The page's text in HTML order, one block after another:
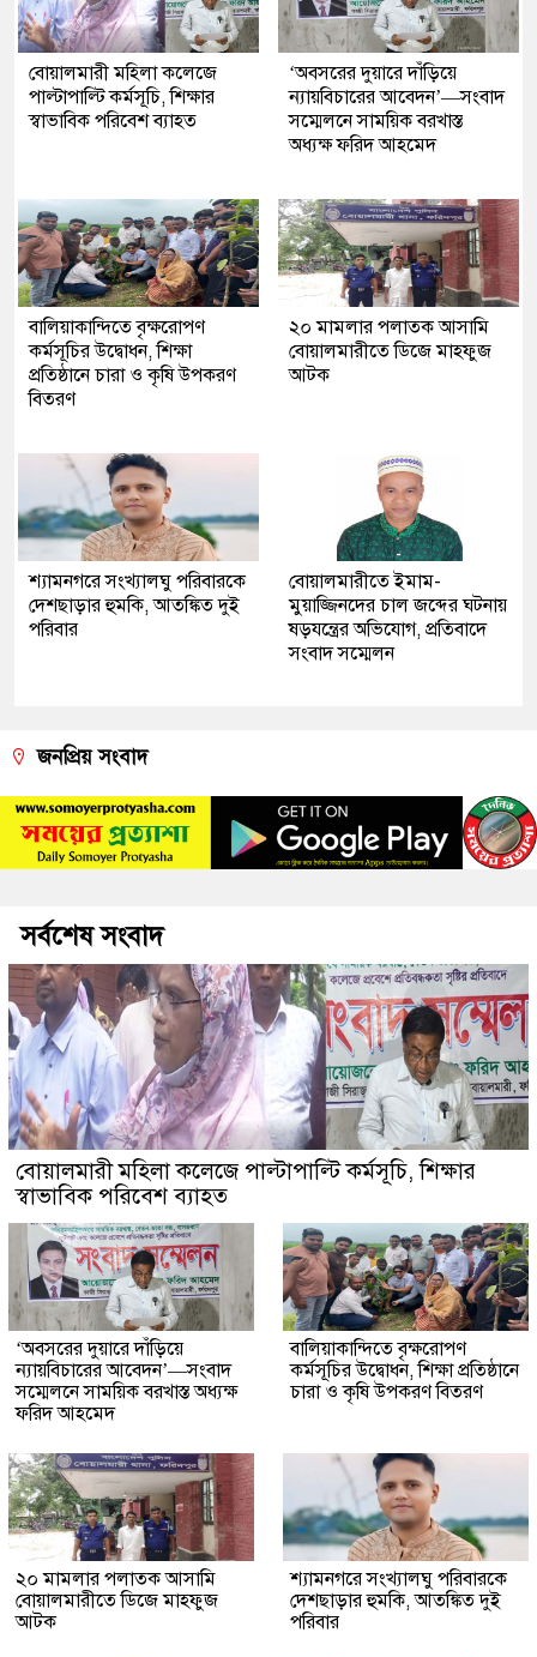
বোয়ালমারী মহিলা কলেজে
পাল্টাপাল্টি কর্মসূচি, শিক্ষার
স্বাভাবিক পরিবেশ ব্যাহত
‘অবসরের দুয়ারে দাঁড়িয়ে
ন্যায়বিচারের আবেদন’—সংবাদ
সম্মেলনে সাময়িক বরখাস্ত
অধ্যক্ষ ফরিদ আহমেদ
বালিয়াকান্দিতে বৃক্ষরোপণ
কর্মসূচির উদ্বোধন, শিক্ষা
প্রতিষ্ঠানে চারা ও কৃষি উপকরণ
বিতরণ
২০ মামলার পলাতক আসামি
বোয়ালমারীতে ডিজে মাহফুজ
আটক
শ্যামনগরে সংখ্যালঘু পরিবারকে
দেশছাড়ার হুমকি, আতঙ্কিত দুই
পরিবার
বোয়ালমারীতে ইমাম-
মুয়াজ্জিনদের চাল জব্দের ঘটনায়
ষড়যন্ত্রের অভিযোগ, প্রতিবাদে
সংবাদ সম্মেলন
জনপ্রিয় সংবাদ
সর্বশেষ সংবাদ
বোয়ালমারী মহিলা কলেজে পাল্টাপাল্টি কর্মসূচি, শিক্ষার
স্বাভাবিক পরিবেশ ব্যাহত
‘অবসরের দুয়ারে দাঁড়িয়ে
ন্যায়বিচারের আবেদন’—সংবাদ
সম্মেলনে সাময়িক বরখাস্ত অধ্যক্ষ
ফরিদ আহমেদ
বালিয়াকান্দিতে বৃক্ষরোপণ
কর্মসূচির উদ্বোধন, শিক্ষা প্রতিষ্ঠানে
চারা ও কৃষি উপকরণ বিতরণ
২০ মামলার পলাতক আসামি
বোয়ালমারীতে ডিজে মাহফুজ
আটক
শ্যামনগরে সংখ্যালঘু পরিবারকে
দেশছাড়ার হুমকি, আতঙ্কিত দুই
পরিবার